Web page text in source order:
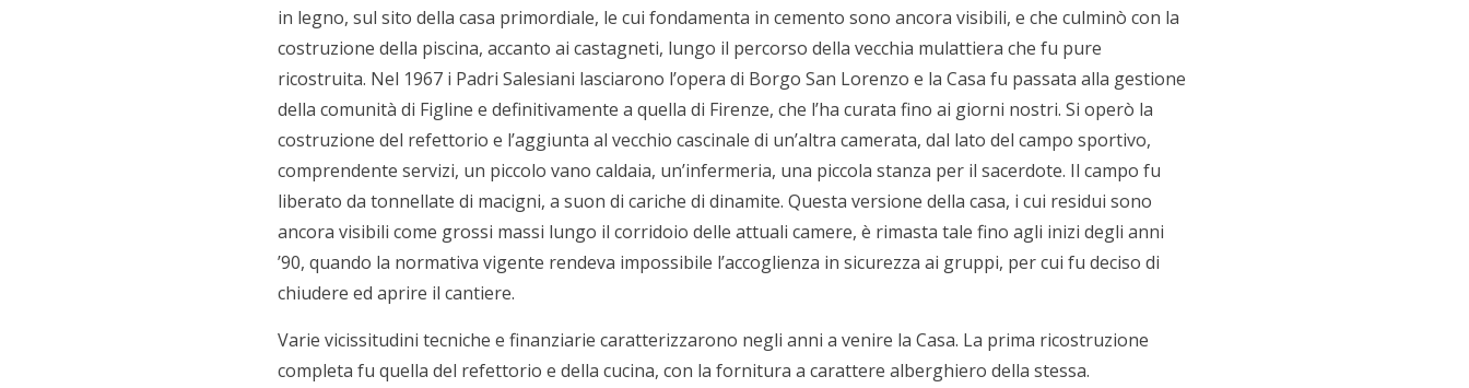
in legno, sul sito della casa primordiale, le cui fondamenta in cemento sono ancora visibili, e che culminò con la
costruzione della piscina, accanto ai castagneti, lungo il percorso della vecchia mulattiera che fu pure
ricostruita. Nel 1967 i Padri Salesiani lasciarono l’opera di Borgo San Lorenzo e la Casa fu passata alla gestione
della comunità di Figline e definitivamente a quella di Firenze, che l’ha curata fino ai giorni nostri. Si operò la
costruzione del refettorio e l’aggiunta al vecchio cascinale di un’altra camerata, dal lato del campo sportivo,
comprendente servizi, un piccolo vano caldaia, un’infermeria, una piccola stanza per il sacerdote. Il campo fu
liberato da tonnellate di macigni, a suon di cariche di dinamite. Questa versione della casa, i cui residui sono
ancora visibili come grossi massi lungo il corridoio delle attuali camere, è rimasta tale fino agli inizi degli anni
’90, quando la normativa vigente rendeva impossibile l’accoglienza in sicurezza ai gruppi, per cui fu deciso di
chiudere ed aprire il cantiere.
Varie vicissitudini tecniche e finanziarie caratterizzarono negli anni a venire la Casa. La prima ricostruzione
completa fu quella del refettorio e della cucina, con la fornitura a carattere alberghiero della stessa.